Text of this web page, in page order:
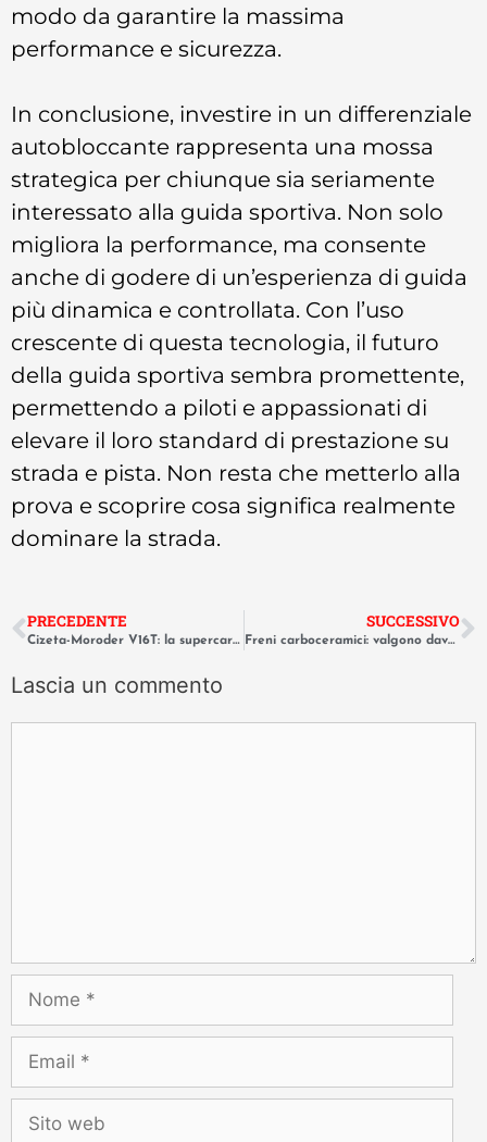
modo da garantire la massima
performance e sicurezza.
In conclusione, investire in un differenziale
autobloccante rappresenta una mossa
strategica per chiunque sia seriamente
interessato alla guida sportiva. Non solo
migliora la performance, ma consente
anche di godere di un’esperienza di guida
più dinamica e controllata. Con l’uso
crescente di questa tecnologia, il futuro
della guida sportiva sembra promettente,
permettendo a piloti e appassionati di
elevare il loro standard di prestazione su
strada e pista. Non resta che metterlo alla
prova e scoprire cosa significa realmente
dominare la strada.
PRECEDENTE
Cizeta-Moroder V16T: la supercar italiana dimenticata con 16 cilindri.
SUCCESSIVO
Freni carboceramici: valgono davvero il loro costo esorbitante?
Lascia un commento